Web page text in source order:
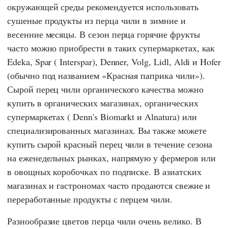
окружающей среды рекомендуется использовать
сушеные продукты из перца чили в зимние и
весенние месяцы. В сезон перца горячие фрукты
часто можно приобрести в таких супермаркетах, как
Edeka, Spar (Interspar), Denner,Volg, Lidl, Aldi иHofer
(обычно под названием «Красная паприка чили»).
Сырой перец чили органического качества можно
купить в органических магазинах, органических
супермаркетах (Denn's Biomarkt иAlnatura) или
специализированных магазинах. Вы также можете
купить сырой красный перец чили в течение сезона
на еженедельных рынках, напрямую у фермеров или
в овощных коробочках по подписке. В азиатских
магазинах и гастрономах часто продаются свежие и
переработанные продукты с перцем чили.
Разнообразие цветов перца чили очень велико. В